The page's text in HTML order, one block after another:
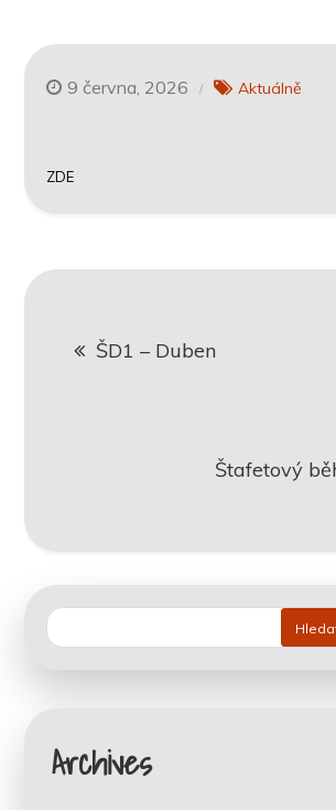
9 června, 2026 Aktuálně
ZDE
Navigace
proŠD1 – Duben
Štafetový
Archives